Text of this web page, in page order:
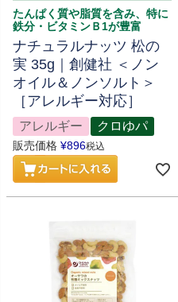
たんぱく質や脂質を含み、特に
鉄分・ビタミンＢ1が豊富
ナチュラルナッツ 松の
実 35g｜創健社 ＜ノン
オイル＆ノンソルト＞
［アレルギー対応］
アレルギー クロゆパ
販売価格 ¥896税込